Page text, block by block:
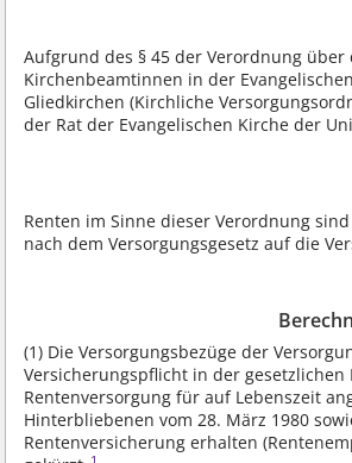
Aufgrund des § 45 der Verordnung
Kirchenbeamtinnen in der
Gliedkirchen (Kirchliche
der Rat der Evangelischen Kirche der
Renten im Sinne dieser Verordnung
nach dem Versorgungsgesetz auf die
(1) Die Versorgungsbezüge der
Versicherungspflicht in der
Rentenversorgung für auf Lebenszeit
Hinterbliebenen vom 28. März 1980
Rentenversicherung erhalten